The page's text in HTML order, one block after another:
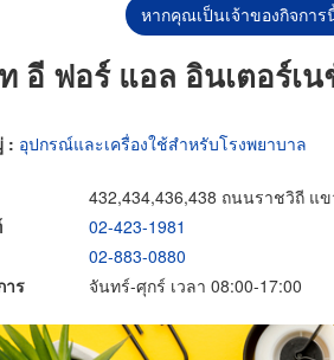
หากคุณเป็นเจ้าของกิจกา
อี ฟอร์ แอล อินเตอร์เ
: อุปกรณ์และเครื่องใช้สำหรับโรงพยาบาล
432,434,436,438 ถนนราชวิถี แ
02-423-1981
02-883-0880
าร
จันทร์-ศุกร์ เวลา 08:00-17:00